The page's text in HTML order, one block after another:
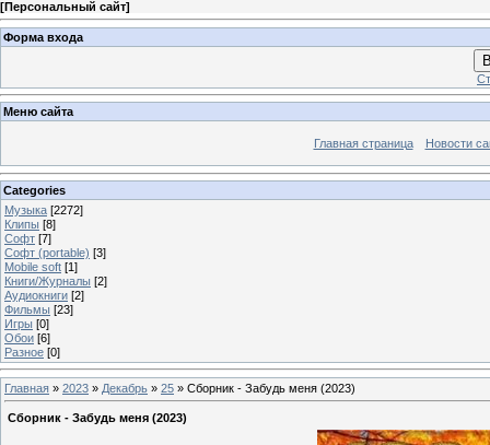
[Персональный сайт]
Форма входа
Меню сайта
Главная страница Новости
Categories
Музыка [2272]
Клипы [8]
Софт [7]
Софт (portable) [3]
Mobile soft [1]
Книги/Журналы [2]
Аудиокниги [2]
Фильмы [23]
Игры [0]
Обои [6]
Разное [0]
Главная » 2023 » Декабрь » 25 » Сборник - Забудь меня (2023)
Сборник - Забудь меня (2023)